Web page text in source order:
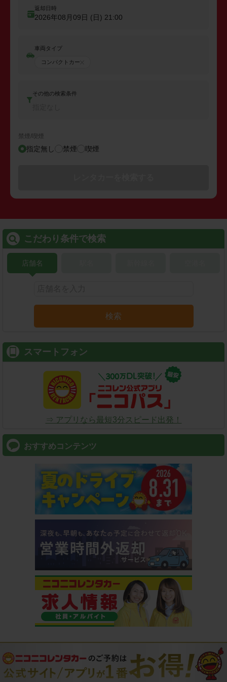
返却日時
2026年08月09日 (日) 21:00
車両タイプ
コンパクトカー
その他の検索条件
禁煙/喫煙
指定無し 禁煙 喫煙
こだわり条件で検索
店舗名
検索
スマートフォン
⇒ アプリなら最短3分スピード出発！
おすすめコンテンツ